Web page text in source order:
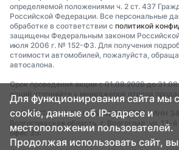
определяемой положениями ч. 2 ст. 437
Российской Федерации. Все персональные
обработке в соответствии с политикой
защищены Федеральным законом
июля 2006 г. № 152-ФЗ. Для получения
стоимости автомобилей, пожалуйста,
автосалона.
Срок проведения акции с 01.08.2026 до
акций уточняйте у менеджеров отдела
ООО "ТИТАН" I ОГРН 1253400007783 I ИНН
Волгоградская область, г. Волгоград, ул. 13-й
офис 35.
Для функционирования сайта мы
cookie, данные об IP-адресе и
местоположении пользователей.
Продолжая использовать сайт, вы